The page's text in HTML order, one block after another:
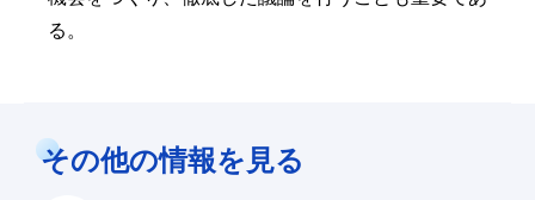
る。
その他の情報を見る